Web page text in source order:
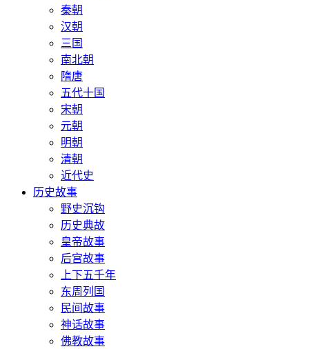
秦朝
汉朝
三国
南北朝
隋唐
五代十国
宋朝
元朝
明朝
清朝
近代史
历史故事
野史沉钩
历史典故
皇帝故事
后宫故事
上下五千年
东周列国
民间故事
神话故事
佛教故事